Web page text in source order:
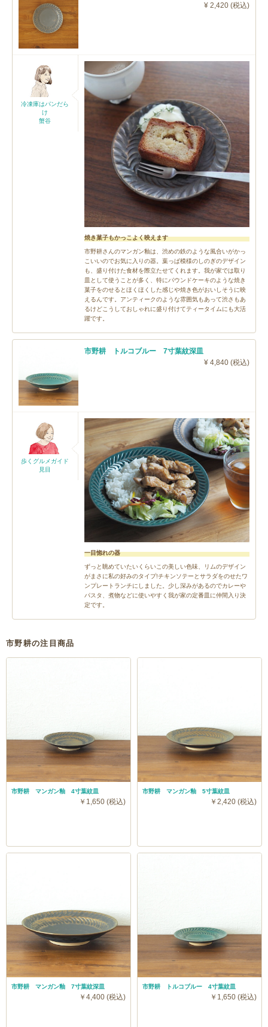
¥ 2,420 (税込)
冷凍庫はパンだら
け
蟹谷
焼き菓子もかっこよく映えます
市野耕さんのマンガン釉は、渋めの鉄のような風合いがかっ
こいいのでお気に入りの器。葉っぱ模様のしのぎのデザイン
も、盛り付けた食材を際立たせてくれます。我が家では取り
皿として使うことが多く、特にパウンドケーキのような焼き
菓子をのせるとほくほくした感じや焼き色がおいしそうに映
えるんです。アンティークのような雰囲気もあって渋さもあ
るけどこうしておしゃれに盛り付けてティータイムにも大活
躍です。
市野耕 トルコブルー 7寸葉紋深皿
¥ 4,840 (税込)
歩くグルメガイド
見目
一目惚れの器
ずっと眺めていたいくらいこの美しい色味、リムのデザイン
がまさに私の好みのタイプ!チキンソテーとサラダをのせたワ
ンプレートランチにしました。少し深みがあるのでカレーや
パスタ、煮物などに使いやすく我が家の定番皿に仲間入り決
定です。
市野耕の注目商品
市野耕 マンガン釉 4寸葉紋皿
￥1,650 (税込)
市野耕 マンガン釉 5寸葉紋皿
￥2,420 (税込)
市野耕 マンガン釉 7寸葉紋深皿
￥4,400 (税込)
市野耕 トルコブルー 4寸葉紋皿
￥1,650 (税込)